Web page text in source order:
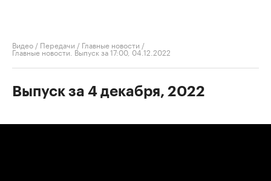
Видео / Передачи / Главные новости /
Главные новости. Выпуск за 17:00, 04.12.2022
Выпуск за 4 декабря, 2022